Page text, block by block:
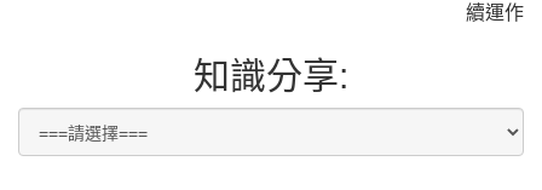
續運作
知識分享: